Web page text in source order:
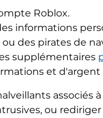
Roblox.
informations
ou des pirates de
supplémentaires
et d'argent
associés
ou